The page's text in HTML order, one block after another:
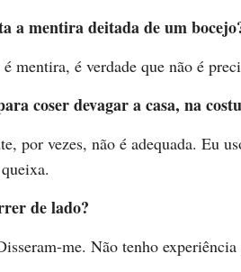
a mentira deitada de um
é mentira, é verdade que não é
coser devagar a casa, na
por vezes, não é adequada. Eu
de lado?
me. Não tenho